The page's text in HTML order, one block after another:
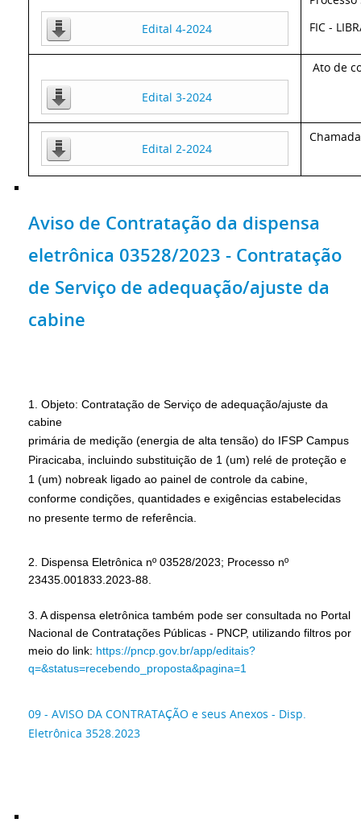
Edital 4-2024
FIC -
Edital 3-2024
Ato de
Edital 2-2024
Aviso de Contratação da dispensa
eletrônica 03528/2023 - Contratação
de Serviço de adequação/ajuste da
cabine
1. Objeto: Contratação de Serviço de adequação/ajuste da
cabine
primária de medição (energia de alta tensão) do IFSP Campus
Piracicaba,
incluindo substituição de 1 (um) relé de proteção e
1 (um) nobreak ligado ao painel de controle da cabine,
conforme condições, quantidades e exigências estabelecidas
no presente termo de referência.
2. Dispensa Eletrônica nº 03528/2023; Processo nº
23435.001833.2023-88.
3. A dispensa eletrônica também pode ser consultada no Portal
Nacional de Contratações Públicas - PNCP, utilizando filtros por
meio do link: https://pncp.gov.br/app/editais?
q=&status=recebendo_ proposta&pagina=1
09 - AVISO DA CONTRATAÇÃO e seus Anexos - Disp.
Eletrônica 3528.2023